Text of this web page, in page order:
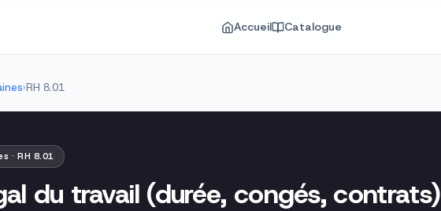
Accueil Catalogue
›RH 8.01
· RH 8.01
du travail (durée, congés, contrats)